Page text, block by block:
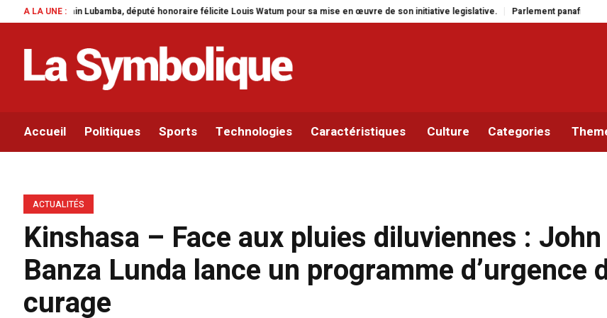
A LA UNE :
député honoraire félicite Louis Watum pour sa mise en œuvre de son initiative legislative. Parlement panafricain : à Johannesburg,
Accueil Politiques Sports Technologies Caractéristiques Culture Categories
ACTUALITÉS
Kinshasa – Face aux pluies diluviennes : John
Banza Lunda lance un programme d’urgence
curage